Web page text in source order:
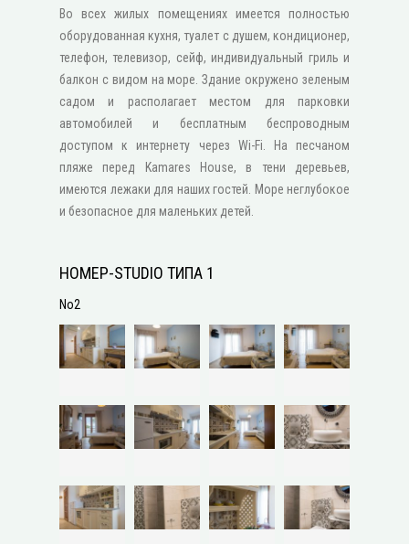
Во всех жилых помещениях имеется полностью
оборудованная кухня, туалет с душем, κондиционер,
телефон, телевизор, сейф, индивидуальный гриль и
балкон с видом на море. Здание окружено зеленым
садом и располагает местом для парковки
автомобилей и бесплатным беспроводным
доступом к интернету через Wi-Fi. На песчаном
пляже перед Kamares House, в тени деревьев,
имеются лежаки для наших гостей. Море неглубокое
и безопасное для маленьких детей.
НОМЕР-STUDIO ТИПА 1
No2